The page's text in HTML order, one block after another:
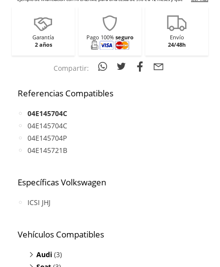
Garantía
2 años
Pago 100% seguro
Envío
24/48h
Compartir:
Referencias Compatibles
04E145704C
04E145704C
04E145704P
04E145721B
Específicas Volkswagen
ICSI JHJ
Vehículos Compatibles
Audi (3)